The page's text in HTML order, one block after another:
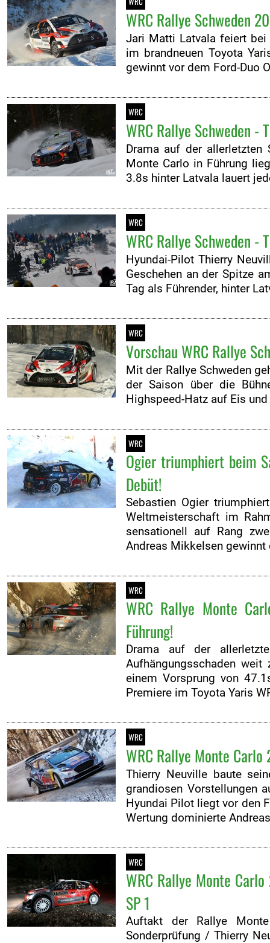
WRC Rallye Schweden
Jari Matti Latvala feiert bei
im brandneuen Toyota
gewinnt vor dem Ford-Duo
WRC
WRC Rallye Schweden -
Drama auf der
Monte Carlo in Führung
3.8s hinter Latvala lauert
WRC
WRC Rallye Schweden -
Hyundai-Pilot Thierry
Geschehen an der Spitze
Tag als Führender, hinter
WRC
Vorschau WRC Rallye
Mit der Rallye Schweden
der Saison über die
Highspeed-Hatz auf Eis
WRC
Ogier triumphiert beim
Debüt!
Sebastien Ogier
Weltmeisterschaft im
sensationell auf Rang
Andreas Mikkelsen gewinnt
WRC
WRC Rallye Monte
Führung!
Drama auf der
Aufhängungsschaden
einem Vorsprung von
Premiere im Toyota Yaris
WRC
WRC Rallye Monte
Thierry Neuville baute
grandiosen Vorstellungen
Hyundai Pilot liegt vor den
Wertung dominierte
WRC
WRC Rallye Monte
SP 1
Auftakt der Rallye
Sonderprüfung / Thierry